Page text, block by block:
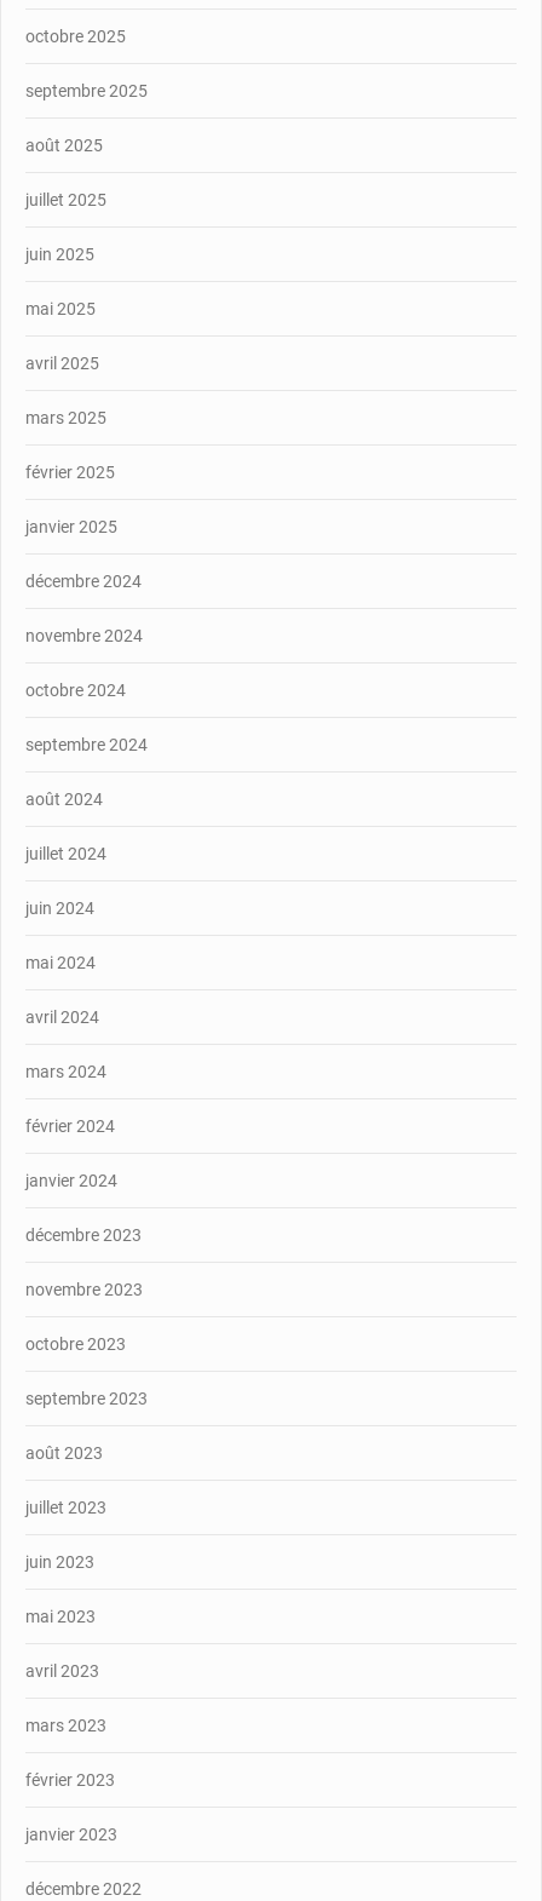
octobre 2025
septembre 2025
août 2025
juillet 2025
juin 2025
mai 2025
avril 2025
mars 2025
février 2025
janvier 2025
décembre 2024
novembre 2024
octobre 2024
septembre 2024
août 2024
juillet 2024
juin 2024
mai 2024
avril 2024
mars 2024
février 2024
janvier 2024
décembre 2023
novembre 2023
octobre 2023
septembre 2023
août 2023
juillet 2023
juin 2023
mai 2023
avril 2023
mars 2023
février 2023
janvier 2023
décembre 2022